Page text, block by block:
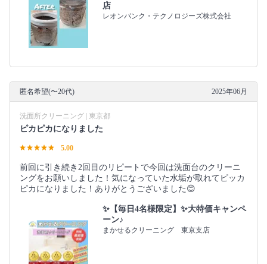
店
レオンバンク・テクノロジーズ株式会社
匿名希望(〜20代) 2025年06月
洗面所クリーニング | 東京都
ピカピカになりました
5.00
前回に引き続き2回目のリピートで今回は洗面台のクリーニ
ングをお願いしました！気になっていた水垢が取れてピッカ
ピカになりました！ありがとうございました😊
✨【毎日4名様限定】✨大特価キャンペ
ーン♪
まかせるクリーニング 東京支店